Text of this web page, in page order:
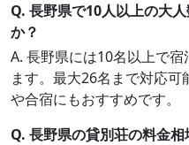
Q. 長野県で10人以上の大
か？
A. 長野県には10名以上で
ます。最大26名まで対応
や合宿にもおすすめです。
Q. 長野県の貸別荘の料金